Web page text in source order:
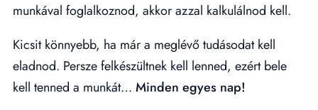
munkával foglalkoznod, akkor azzal kalkulálnod kell.
Kicsit könnyebb, ha már a meglévő tudásodat kell
eladnod. Persze felkészültnek kell lenned, ezért bele
kell tenned a munkát… Minden egyes nap!